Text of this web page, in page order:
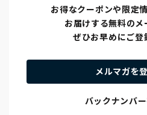
お得なクーポンや限定
お届けする無料のメ
ぜひお早めにご登
メルマガを
バックナンバ